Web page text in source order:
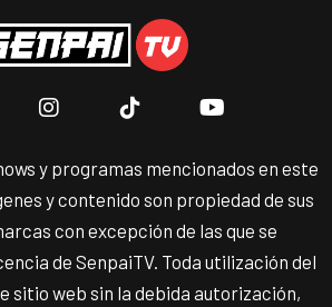
y programas mencionados en este
y contenido son propiedad de sus
con excepción de las que se
de SenpaiTV. Toda utilización del
sitio web sin la debida autorización,